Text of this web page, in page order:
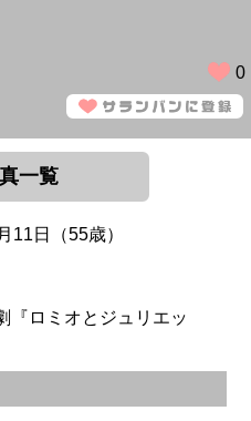
0
一覧
11日（55歳）
『ロミオとジュリエッ